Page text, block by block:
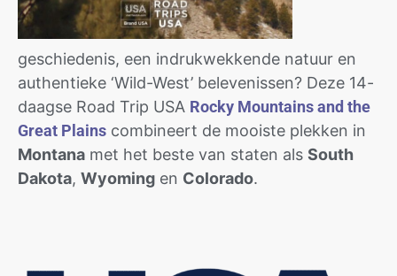
geschiedenis, een indrukwekkende natuur en
authentieke ‘Wild-West’ belevenissen? Deze 14-
daagse Road Trip USA Rocky Mountains and the
Great Plains combineert de mooiste plekken in
Montana met het beste van staten als South
Dakota, Wyoming en Colorado.